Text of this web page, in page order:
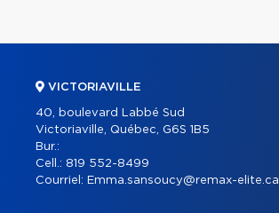
VICTORIAVILLE
40, boulevard Labbé Sud
Victoriaville, Québec, G6S 1B5
Bur.:
Cell.: 819 552-8499
Courriel: Emma.sansoucy@remax-elite.ca